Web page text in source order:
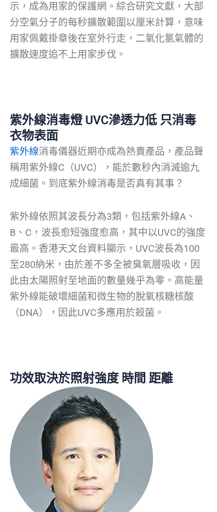
示，成為用家的保護網。綜合研究文獻，大部
分空氣分子的每秒擴散範圍以厘米計算，意味
用家佩戴掛章後在室外行走，二氧化氯氣體的
擴散速度追不上用家步伐。
紫外線消毒燈 UVC滲透力低 只消毒
衣物表面
紫外線消毒儀器近期亦成為熱賣產品，產品聲
稱用紫外線C（UVC），能於數秒內消滅逾九
成細菌。到底紫外線消毒是否真有其事？
紫外線依照其波長分為3類，包括紫外線A、
B、C，波長愈短強度愈高，其中以UVC的強度
最高。香港天文台資料顯示，UVC波長為100
至280納米，由於差不多全被臭氧層吸收，因
此由太陽照射至地面的數量幾乎為零。高能量
紫外線能破壞細菌和微生物的脫氧核糖核酸
（DNA），因此UVC多應用於殺菌。
功效取決於照射強度 時間 距離